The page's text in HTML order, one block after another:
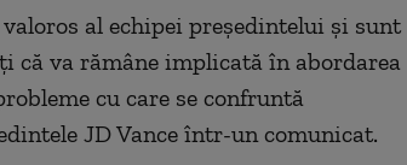
al echipei preşedintelui şi sunt
că va rămâne implicată în abordarea
cu care se confruntă
JD Vance într-un comunicat.